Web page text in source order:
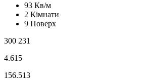
93 Кв/м
2 Кімнати
9 Поверх
300 231
4.615
156.513